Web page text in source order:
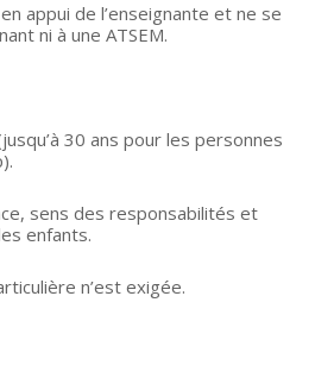
appui de l’enseignante et ne se
ni à une ATSEM.
30 ans pour les personnes
sens des responsabilités et
enfants.
n’est exigée.